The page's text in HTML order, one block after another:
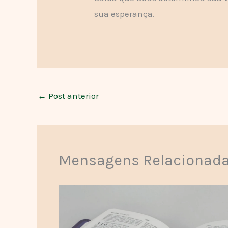
sua esperança.
← Post anterior
Mensagens